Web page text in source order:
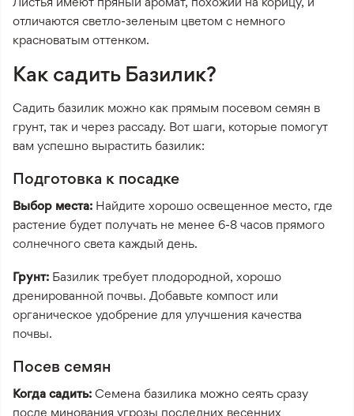
отличаются светло-зеленым цветом с немного
красноватым оттенком.
Как садить Базилик?
Садить базилик можно как прямым посевом семян в
грунт, так и через рассаду. Вот шаги, которые помогут
вам успешно вырастить базилик:
Подготовка к посадке
Выбор места: Найдите хорошо освещенное место, где
растение будет получать не менее 6-8 часов прямого
солнечного света каждый день.
Грунт: Базилик требует плодородной, хорошо
дренированной почвы. Добавьте компост или
органическое удобрение для улучшения качества
почвы.
Посев семян
Когда садить: Семена базилика можно сеять сразу
после минования угрозы последних весенних